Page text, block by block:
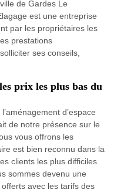
de Gardes Le
est une entreprise
par les propriétaires les
prestations
ses conseils,
prix les plus bas du
d’espace
de notre présence sur le
vous offrons les
est bien reconnu dans la
clients les plus difficiles
sommes devenu une
avec les tarifs des